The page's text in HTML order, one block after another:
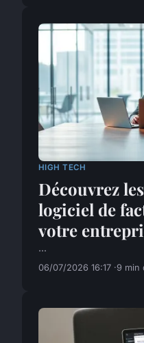
HIGH TECH
Découvrez
logiciel de
votre
...
06/07/2026 16:17 9 min